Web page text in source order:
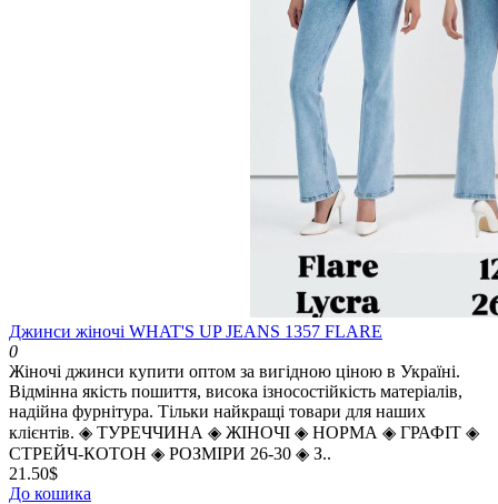
Джинси жіночі WHAT'S UP JEANS 1357 FLARE
0
Жіночі джинси купити оптом за вигідною ціною в Україні.
Відмінна якість пошиття, висока ізносостійкість матеріалів,
надійна фурнітура. Тільки найкращі товари для наших
клієнтів. ◈ ТУРЕЧЧИНА ◈ ЖІНОЧІ ◈ НОРМА ◈ ГРАФІТ ◈
СТРЕЙЧ-КОТОН ◈ РОЗМІРИ 26-30 ◈ З..
21.50$
До кошика